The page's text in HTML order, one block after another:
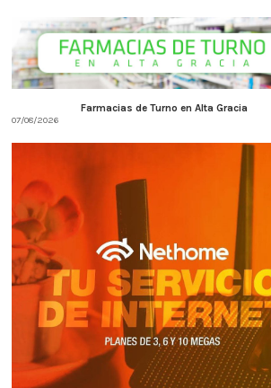
Farmacias de Turno en Alta Gracia
07/08/2026